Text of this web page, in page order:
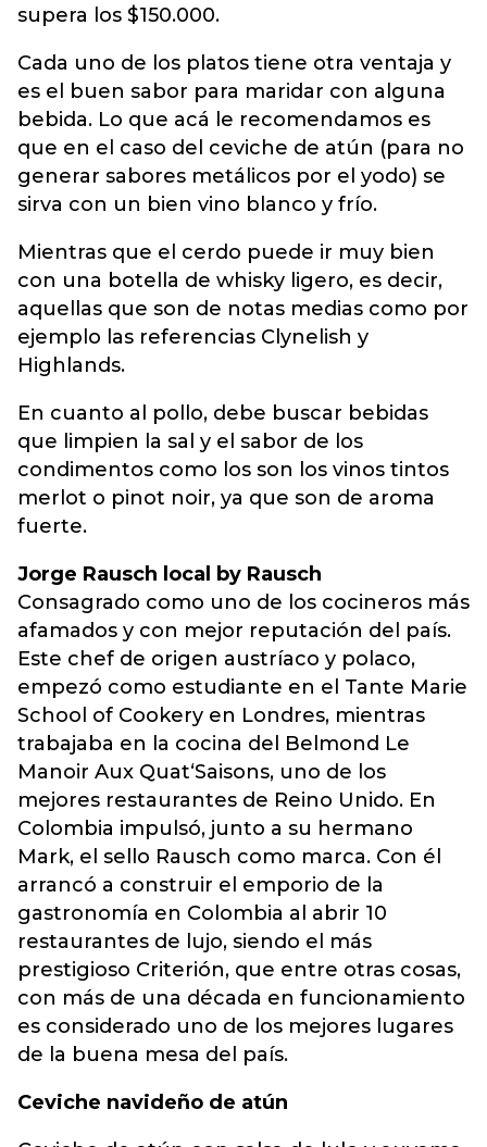
supera los $150.000.
Cada uno de los platos tiene otra ventaja y
es el buen sabor para maridar con alguna
bebida. Lo que acá le recomendamos es
que en el caso del ceviche de atún (para no
generar sabores metálicos por el yodo) se
sirva con un bien vino blanco y frío.
Mientras que el cerdo puede ir muy bien
con una botella de whisky ligero, es decir,
aquellas que son de notas medias como por
ejemplo las referencias Clynelish y
Highlands.
En cuanto al pollo, debe buscar bebidas
que limpien la sal y el sabor de los
condimentos como los son los vinos tintos
merlot o pinot noir, ya que son de aroma
fuerte.
Jorge Rausch local by Rausch
Consagrado como uno de los cocineros más
afamados y con mejor reputación del país.
Este chef de origen austríaco y polaco,
empezó como estudiante en el Tante Marie
School of Cookery en Londres, mientras
trabajaba en la cocina del Belmond Le
Manoir Aux Quat‘Saisons, uno de los
mejores restaurantes de Reino Unido. En
Colombia impulsó, junto a su hermano
Mark, el sello Rausch como marca. Con él
arrancó a construir el emporio de la
gastronomía en Colombia al abrir 10
restaurantes de lujo, siendo el más
prestigioso Criterión, que entre otras cosas,
con más de una década en funcionamiento
es considerado uno de los mejores lugares
de la buena mesa del país.
Ceviche navideño de atún